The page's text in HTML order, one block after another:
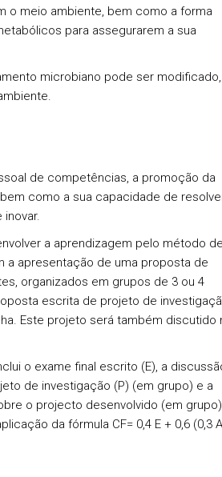
o meio ambiente, bem como a forma
para assegurarem a sua
microbiano pode ser
de competências, a promoção da
como a sua capacidade de
inovar.
a aprendizagem pelo método de
a apresentação de uma proposta de
organizados em grupos de 3 ou 4
escrita de projeto de
Este projeto será também discutido
o exame final escrito (E), a
de investigação (P) (em grupo) e a
o projecto desenvolvido (em
da fórmula CF= 0,4 E + 0,6 (0,3